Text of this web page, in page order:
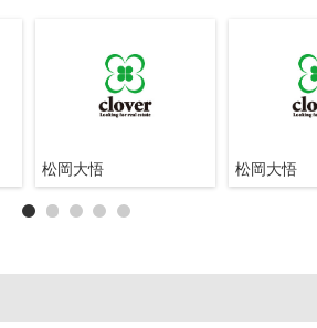
松岡大悟 松岡大悟